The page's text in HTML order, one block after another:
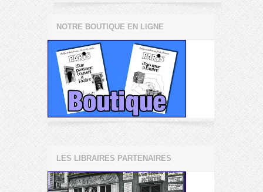
NOTRE BOUTIQUE EN LIGNE
LES LIBRAIRES PARTENAIRES